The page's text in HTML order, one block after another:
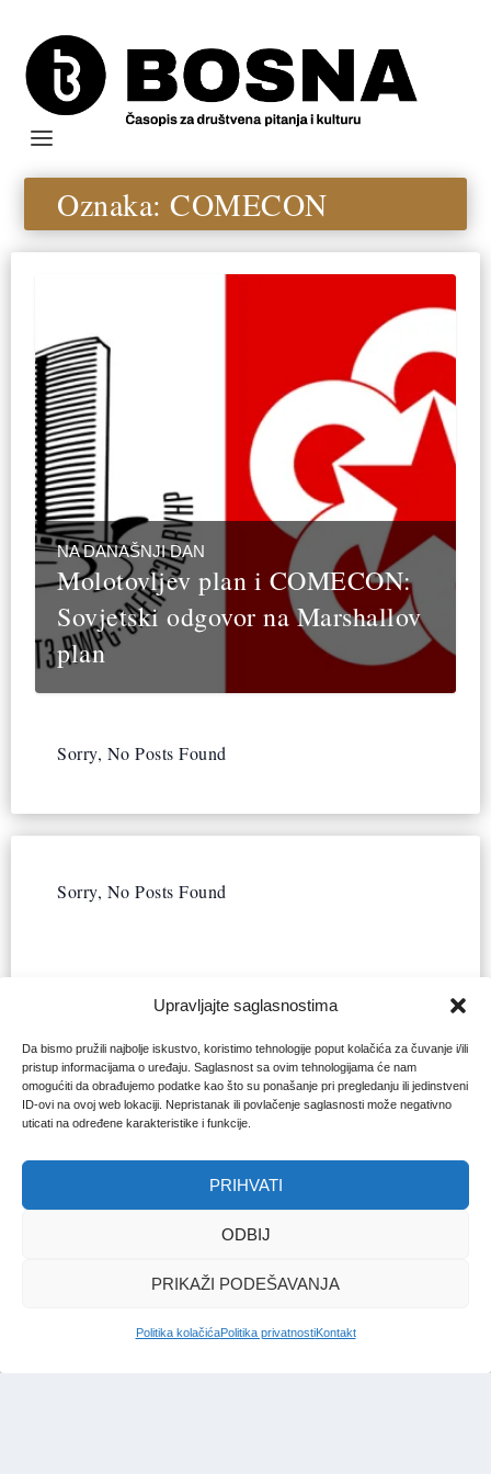
Upravljajte saglasnostima
Da bismo pružili najbolje iskustvo, koristimo tehnologije poput kolačića za čuvanje i/ili
pristup informacijama o uređaju. Saglasnost sa ovim tehnologijama će nam
omogućiti da obrađujemo podatke kao što su ponašanje pri pregledanju ili jedinstveni
ID-ovi na ovoj web lokaciji. Nepristanak ili povlačenje saglasnosti može negativno
uticati na određene karakteristike i funkcije.
PRIHVATI
ODBIJ
PRIKAŽI PODEŠAVANJA
Politika kolačićaPolitika privatnostiKontakt
Oznaka:COMECON
NA DANAŠNJI DAN
Molotovljev plan i COMECON:
Sovjetski odgovor na Marshallov
plan
Sorry, No Posts Found
Sorry, No Posts Found